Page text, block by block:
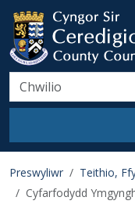
Skip to main content
Ceredigion
Search
Preswyliwr Teithio,
Cyfarfodydd